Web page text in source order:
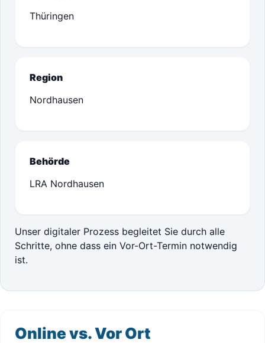
Thüringen
Region
Nordhausen
Behörde
LRA Nordhausen
Unser digitaler Prozess begleitet Sie durch alle
Schritte, ohne dass ein Vor-Ort-Termin notwendig
ist.
Online vs. Vor Ort